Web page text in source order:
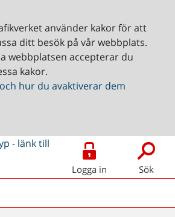
använder kakor för att
ditt besök på vår webbplats.
webbplatsen accepterar du
kakor.
hur du avaktiverar dem
Logga in Sök